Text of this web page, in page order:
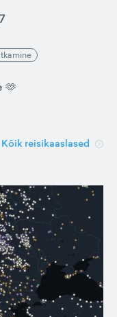
🫶
Kõik reisikaaslased